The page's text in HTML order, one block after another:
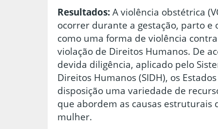
Resultados:A violência obstétrica
ocorrer durante a gestação, parto e
como uma forma de violência
violação de Direitos Humanos. De
devida diligência, aplicado pelo
Direitos Humanos (SIDH), os
disposição uma variedade de
que abordem as causas estruturais
mulher.